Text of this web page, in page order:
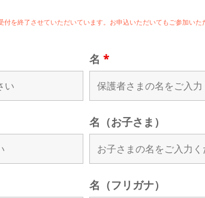
付を終了させていただいています。お申込いただいてもご参加いた
名*
名（お子さま）
名（フリガナ）